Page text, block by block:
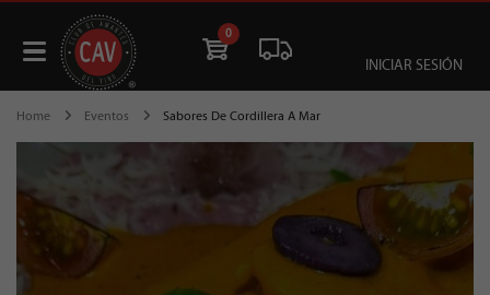
0
INICIAR SESIÓN
Home Eventos Sabores De Cordillera A Mar